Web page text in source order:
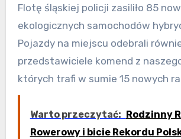
Flotę śląskiej policji zasiliło 85 nowoczesnych,
ekologicznych samochodów
Pojazdy na miejscu odebrali
przedstawiciele komend z
których trafi w sumie 15 nowych
Warto przeczytać: Rodzinny
Rowerowy i bicie Rekordu